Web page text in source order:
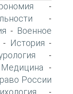
-
-
- Военное
- История -
-
Медицина -
России